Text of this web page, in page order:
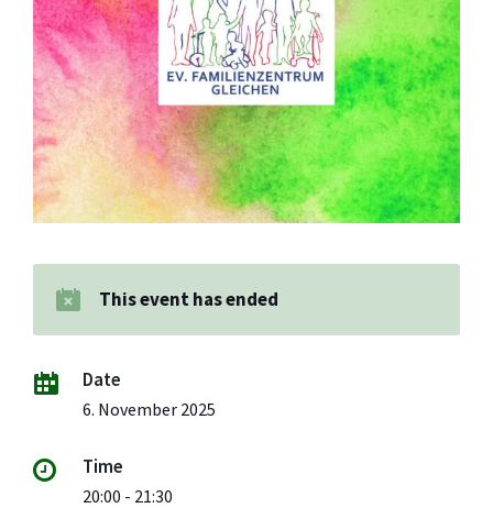
This event has ended
Date
6. November 2025
Time
20:00 - 21:30